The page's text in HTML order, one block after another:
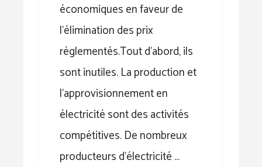
économiques en faveur de
l’élimination des prix
réglementés.Tout d’abord, ils
sont inutiles. La production et
l’approvisionnement en
électricité sont des activités
compétitives. De nombreux
producteurs d’électricité …